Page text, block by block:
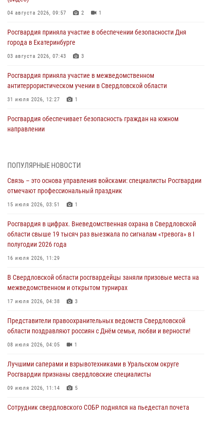
04 августа 2026, 09:57 2 1
Росгвардия приняла участие в обеспечении безопасности Дня
города в Екатеринбурге
03 августа 2026, 07:43 3
Росгвардия приняла участие в межведомственном
антитеррористическом учении в Свердловской области
31 июля 2026, 12:27 1
Росгвардия обеспечивает безопасность граждан на южном
направлении
Представитель Управления Росгвардии по Свердловской области
«Телекон»
30 июля 2026, 11:33
спартакиады «Динамо» памяти погибшего офицера милиции
Православные священники поддержали росгвардейцев в зоне СВО
Свердловские росгвардейцы завоевали медали на окружном
чемпионате по комплексному единоборству
ПОПУЛЯРНЫЕ НОВОСТИ
Связь – это основа управления войсками: специалисты Росгвардии
отмечают профессиональный праздник
15 июля 2026, 03:51 1
Росгвардия в цифрах. Вневедомственная охрана в Свердловской
области свыше 19 тысяч раз выезжала по сигналам «тревога» в I
полугодии 2026 года
16 июля 2026, 11:29
В Свердловской области росгвардейцы заняли призовые места на
межведомственном и открытом турнирах
17 июля 2026, 04:38 3
Представители правоохранительных ведомств Свердловской
области поздравляют россиян с Днём семьи, любви и верности!
08 июля 2026, 04:05 1
Лучшими саперами и взрывотехниками в Уральском округе
Росгвардии признаны свердловские специалисты
09 июля 2026, 11:14 5
Сотрудник свердловского СОБР поднялся на пьедестал почета